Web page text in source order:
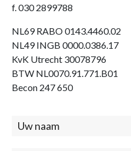
f. 030 2899788
NL69 RABO 0143.4460.02
NL49 INGB 0000.0386.17
KvK Utrecht 30078796
BTW NL0070.91.771.B01
Becon 247 650
Contact